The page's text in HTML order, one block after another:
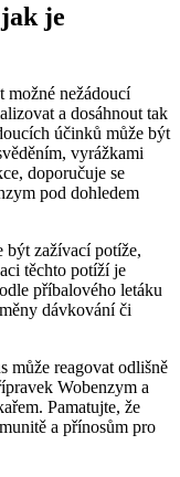
je
nežádoucí
a dosáhnout tak
účinků může být
vyrážkami
doporučuje se
pod dohledem
být zažívací potíže,
těchto potíží je
příbalového letáku
dávkování či
může reagovat odlišně
Wobenzym a
Pamatujte, že
a přínosům pro